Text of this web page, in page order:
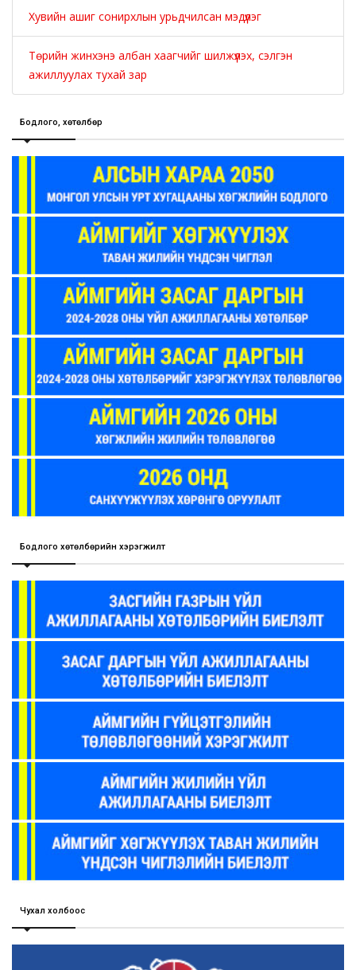
Хувийн ашиг сонирхлын урьдчилсан мэдүүлэг
Төрийн жинхэнэ албан хаагчийг шилжүүлэх, сэлгэн
ажиллуулах тухай зар
Бодлого, хөтөлбөр
Бодлого хөтөлбөрийн хэрэгжилт
Чухал холбоос